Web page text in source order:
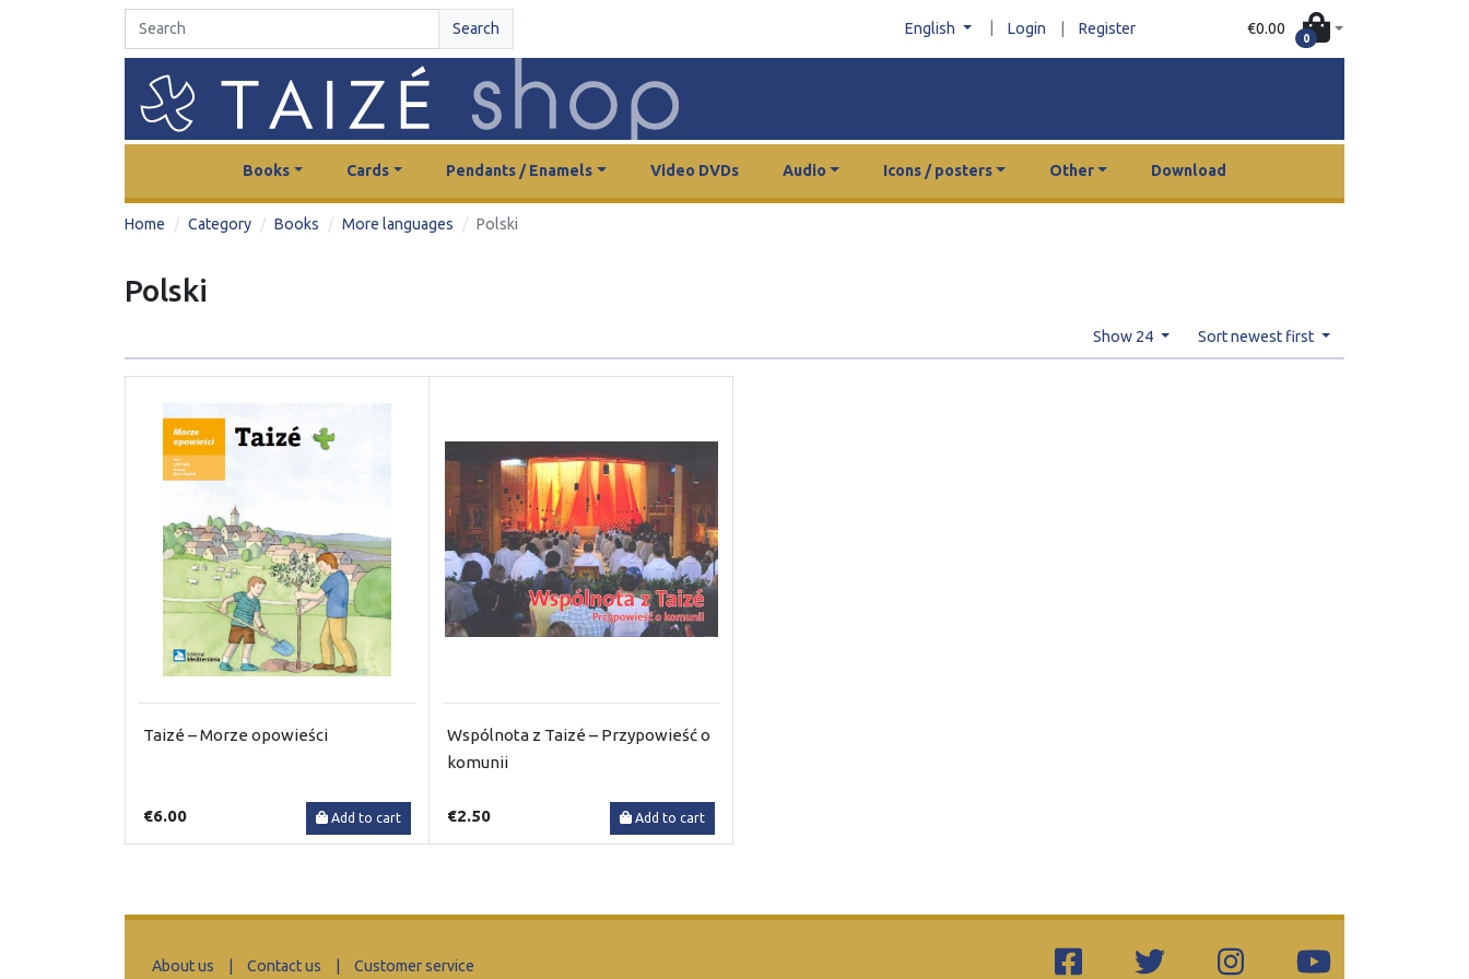
Search English Login Register €0.00
0
Books Cards Pendants / Enamels Video DVDs Audio Icons / posters Other Download
Home Category Books More languages Polski
Polski
Show 24 Sort newest first
Taizé – Morze opowieści
€6.00 Add to cart
Wspólnota z Taizé – Przypowieść o
komunii
€2.50 Add to cart
About us | Contact us | Customer service